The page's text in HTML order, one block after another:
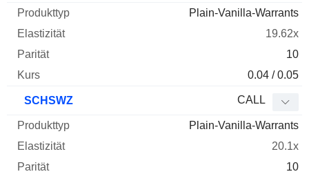
Plain-Vanilla-Warrants
19.62x
10
0.04 / 0.05
SCHSWZ CALL
Plain-Vanilla-Warrants
20.1x
10